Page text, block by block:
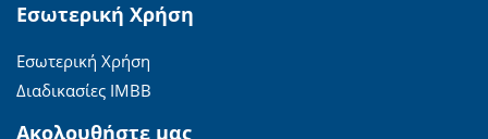
Εσωτερική Χρήση
Εσωτερική Χρήση
Διαδικασίες ΙΜΒΒ
Ακολουθήστε μας